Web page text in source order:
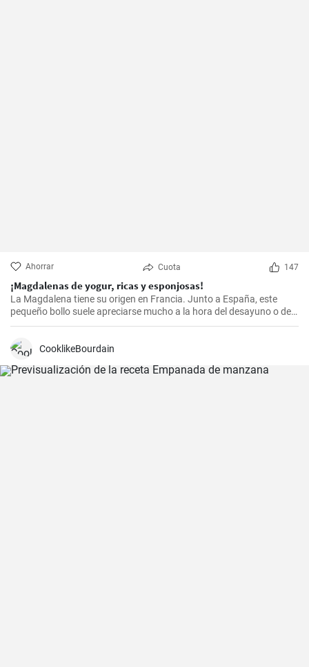
Ahorrar Cuota 147
¡Magdalenas de yogur, ricas y esponjosas!
La Magdalena tiene su origen en Francia. Junto a España, este
pequeño bollo suele apreciarse mucho a la hora del desayuno o de
la merienda. ¡Con la receta que os propongo hoy, vuestras
CooklikeBourdain